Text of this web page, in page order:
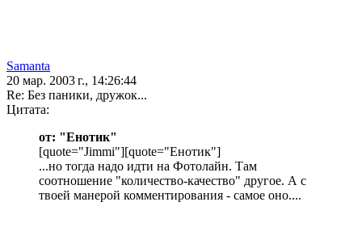
Samanta
20 мар. 2003 г., 14:26:44
Re: Без паники, дружок...
Цитата:
от: "Енотик"
[quote="Jimmi"][quote="Енотик"]
...но тогда надо идти на Фотолайн. Там
соотношение "количество-качество" другое. А с
твоей манерой комментирования - самое оно....